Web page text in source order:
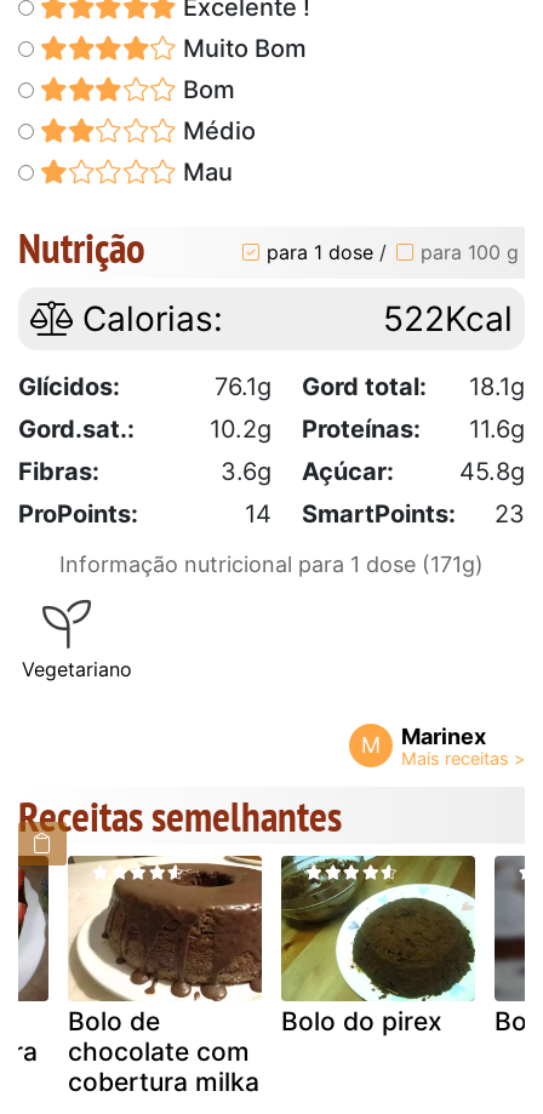
Excelente !
Muito Bom
Bom
Médio
Mau
Nutrição para 1 dose / para 100 g
Calorias: 522Kcal
Glícidos: 76.1g Gord total:
18.1g
Gord.sat.:
10.2g Proteínas:
11.6g
Fibras:
3.6g Açúcar:
45.8g
ProPoints:
14 SmartPoints: 23
Informação nutricional para 1 dose (171g)
Vegetariano
M Marinex
Receitas semelhantes
Bolo de
chocolate com
cobertura milka
Bolo do pirex